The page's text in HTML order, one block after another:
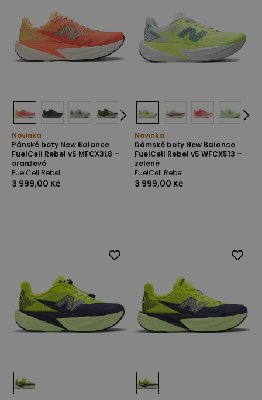
Novinka
Pánské boty New Balance
FuelCell Rebel v5 MFCX3L8 –
oranžová
FuelCell Rebel
3 999,00 Kč
Novinka
Dámské boty New Balance
FuelCell Rebel v5 WFCX513 –
zelené
FuelCell Rebel
3 999,00 Kč